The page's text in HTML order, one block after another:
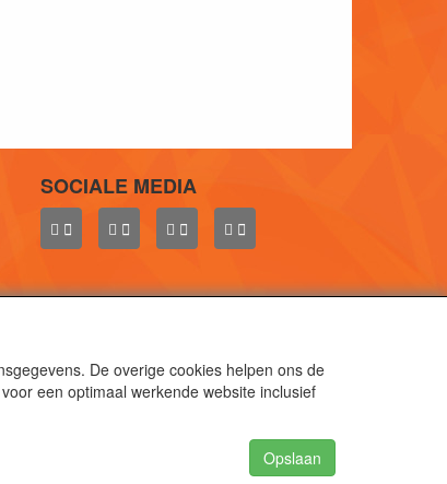
SOCIALE MEDIA
De overige cookies helpen ons de
een optimaal werkende website inclusief
Opslaan